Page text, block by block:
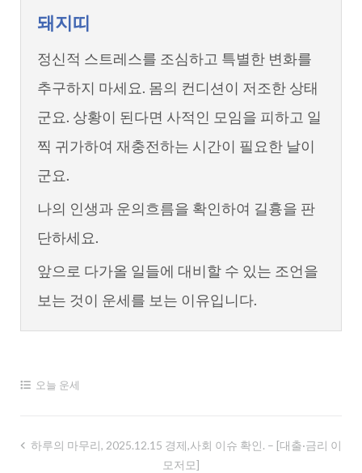
돼지띠
정신적 스트레스를 조심하고 특별한 변화를
추구하지 마세요. 몸의 컨디션이 저조한 상태
군요. 상황이 된다면 사적인 모임을 피하고 일
찍 귀가하여 재충전하는 시간이 필요한 날이
군요.
나의 인생과 운의흐름을 확인하여 길흉을 판
단하세요.
앞으로 다가올 일들에 대비할 수 있는 조언을
보는 것이 운세를 보는 이유입니다.
오늘 운세
글하루의 마무리, 2025.12.15 경제,사회 이슈 확인. – [대출·금리 이
모저모]